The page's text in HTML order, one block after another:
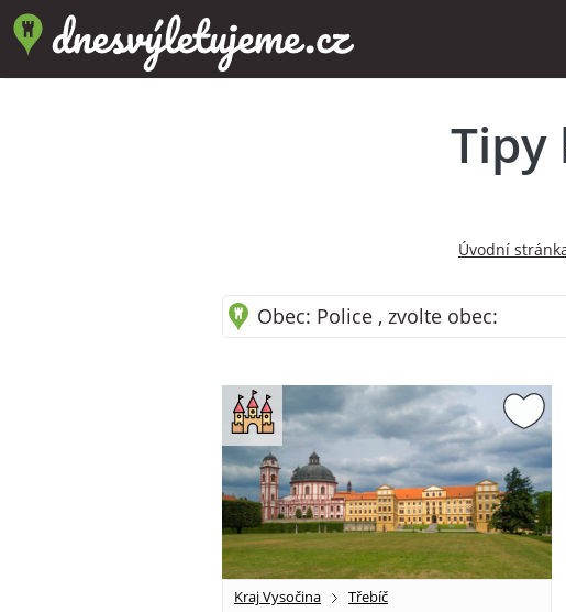
Tipy
Úvodní
Obec: Police , zvolte obec:
Kraj Vysočina Třebíč